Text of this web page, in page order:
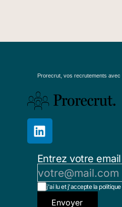
Prorecrut, vos recrutements avec
Entrez votre
j'ai lu et j'accepte la
Envoyer